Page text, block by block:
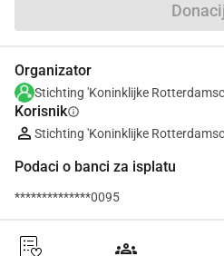
Organizator
Stichting 'Koninklijke
Korisnikinfo
Stichting 'Koninklijke
Podaci o banci za isplatu
**************0095
groups